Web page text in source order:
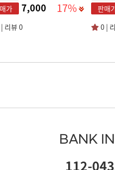
가 7,000 17%
리뷰 0
판매
0 |
BANK
112-